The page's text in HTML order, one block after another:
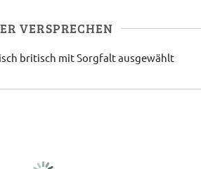
VERSPRECHEN
britisch mit Sorgfalt ausgewählt